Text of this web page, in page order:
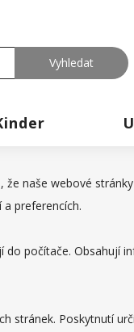
naše webové
preferencích.
počítače. Obsahují
stránek. Poskytnutí